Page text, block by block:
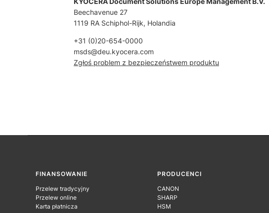
Beechavenue 27
1119 RA Schiphol-Rijk, Holandia
+31 (0)20-654-0000
msds@deu.kyocera.com
Zgłoś problem z bezpieczeństwem produktu
Linki w stopce
FINANSOWANIE
Przelew tradycyjny
Przelew online
Karta płatnicza
PRODUCENCI
CANON
SHARP
HSM